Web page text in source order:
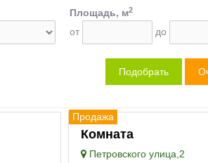
Площадь, м2
от до
Продажа
Комната
Петровского улица,2